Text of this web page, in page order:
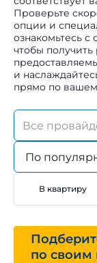
Проверьте
опции и
ознакомьтесь с
чтобы получить
и
прямо по
По
В квартиру
по своим